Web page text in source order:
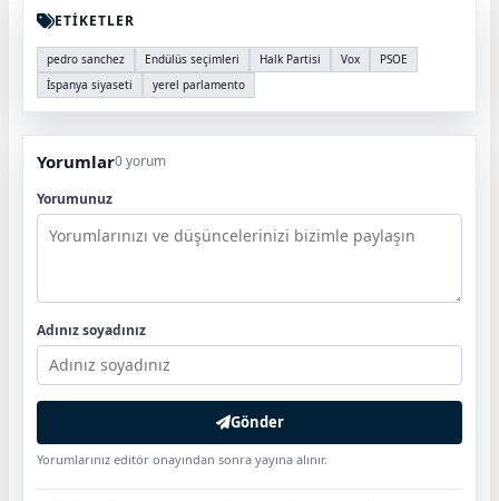
ETİKETLER
pedro sanchez Endülüs seçimleri Halk Partisi Vox
PSOE
İspanya siyaseti
yerel parlamento
Yorumlar0 yorum
Yorumunuz
Adınız soyadınız
Gönder
Yorumlarınız editör onayından sonra yayına alınır.